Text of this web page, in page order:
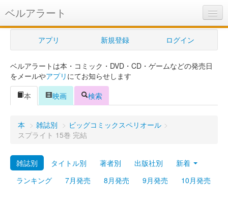
ベルアラート
ベルアラートとは
ヘルプ
新規登録
ログイン
購入管理
Myシェルフ
プレミアム
アプリ 新規登録 ログイン
ベルアラートは本・コミック・DVD・CD・ゲームなどの発売日
をメールやアプリ にてお知らせします
本
映画 検索
本 > 雑誌別 > ビッグコミックスペリオール >
スプライト 15巻 完結
雑誌別 タイトル別 著者別 出版社別
新着
ランキング
7月発売 8月発売 9月発売 10月発売